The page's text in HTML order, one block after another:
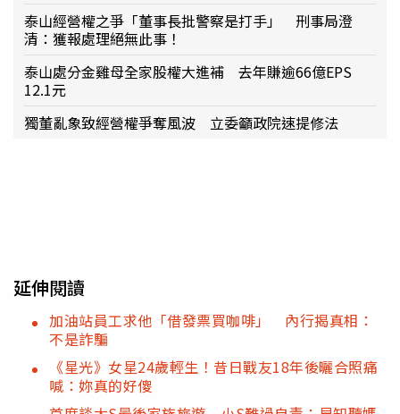
泰山經營權之爭「董事長批警察是打手」 刑事局澄
清：獲報處理絕無此事！
泰山處分金雞母全家股權大進補 去年賺逾66億EPS
12.1元
獨董亂象致經營權爭奪風波 立委籲政院速提修法
延伸閱讀
加油站員工求他「借發票買咖啡」 內行揭真相：
不是詐騙
《星光》女星24歲輕生！昔日戰友18年後曬合照痛
喊：妳真的好傻